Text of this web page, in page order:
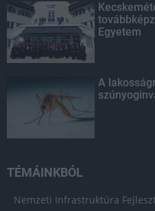
Egyetem
A
TÉMÁINKBÓL
Nemzeti Infrastruktúra